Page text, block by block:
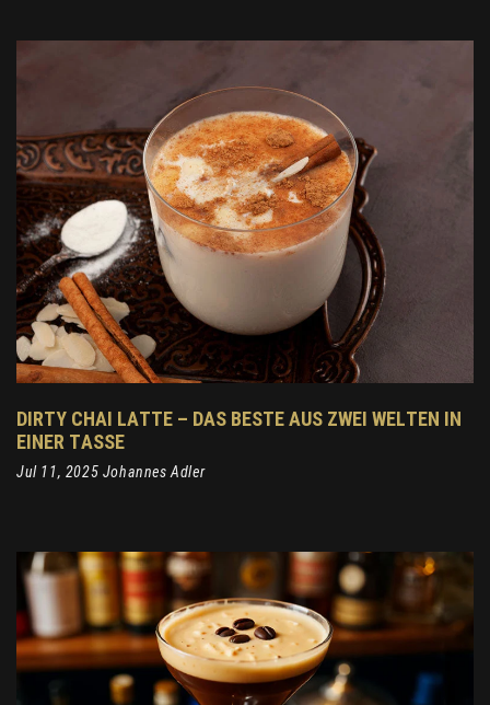
DIRTY CHAI LATTE – DAS BESTE AUS ZWEI WELTEN IN
EINER TASSE
Jul 11, 2025 Johannes Adler